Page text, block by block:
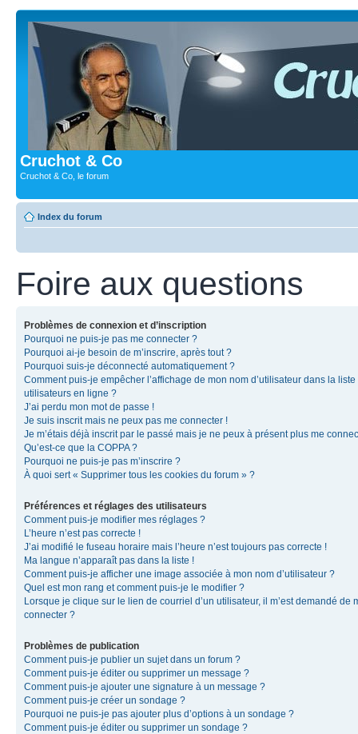
Cruchot & Co
Cruchot & Co, le forum
Index du forum
Foire aux questions
Problèmes de connexion et d’inscription
Pourquoi ne puis-je pas me connecter ?
Pourquoi ai-je besoin de m’inscrire, après tout ?
Pourquoi suis-je déconnecté automatiquement ?
Comment puis-je empêcher l’affichage de mon nom d’utilisateur dans la liste
utilisateurs en ligne ?
J’ai perdu mon mot de passe !
Je suis inscrit mais ne peux pas me connecter !
Je m’étais déjà inscrit par le passé mais je ne peux à présent plus me
Qu’est-ce que la COPPA ?
Pourquoi ne puis-je pas m’inscrire ?
À quoi sert « Supprimer tous les cookies du forum » ?
Préférences et réglages des utilisateurs
Comment puis-je modifier mes réglages ?
L’heure n’est pas correcte !
J’ai modifié le fuseau horaire mais l’heure n’est toujours pas correcte !
Ma langue n’apparaît pas dans la liste !
Comment puis-je afficher une image associée à mon nom d’utilisateur ?
Quel est mon rang et comment puis-je le modifier ?
Lorsque je clique sur le lien de courriel d’un utilisateur, il m’est demandé de
connecter ?
Problèmes de publication
Comment puis-je publier un sujet dans un forum ?
Comment puis-je éditer ou supprimer un message ?
Comment puis-je ajouter une signature à un message ?
Comment puis-je créer un sondage ?
Pourquoi ne puis-je pas ajouter plus d’options à un sondage ?
Comment puis-je éditer ou supprimer un sondage ?